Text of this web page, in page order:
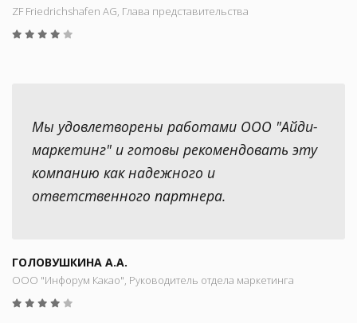
ZF Friedrichshafen AG, Глава представительства
Мы удовлетворены работами ООО "Айди-
маркетинг" и готовы рекомендовать эту
компанию как надежного и
ответственного партнера.
ГОЛОВУШКИНА А.А.
ООО "Инфорум Какао", Руководитель отдела маркетинга